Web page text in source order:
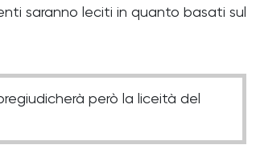
saranno leciti in quanto basati sul
però la liceità del